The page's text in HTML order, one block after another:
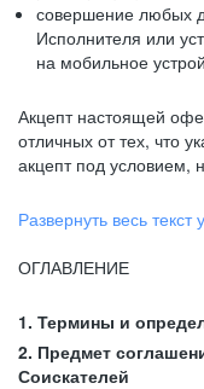
совершение любых
Исполнителя или
на мобильное
Акцепт настоящей
отличных от тех, что
акцепт под условием,
Развернуть весь текст
ОГЛАВЛЕНИЕ
1. Термины и
2. Предмет
Соискателей